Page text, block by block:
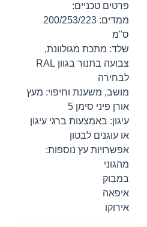
פרטים טכניים:
ממדים: 200/253/223
ס"מ
שלד: מתכת מגולוונת,
צבועה בתנור בגוון RAL
לבחירה
מושב, משענת וחיפוי: מעץ
אורן פיני סימן 5
עיגון: באמצעות ברגי עיגון
או עוגנים לבטון
אפשרויות עץ נוספות:
מהגוני
במבוק
איפאה
אירוקו